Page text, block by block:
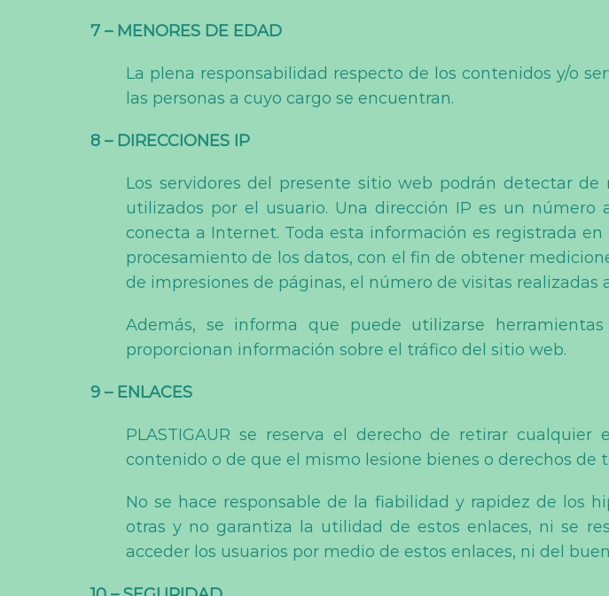
7 – MENORES DE EDAD
La plena responsabilidad respecto de los contenidos y/o
las personas a cuyo cargo se encuentran.
8 – DIRECCIONES IP
Los servidores del presente sitio web podrán detectar
utilizados por el usuario. Una dirección IP es un
conecta a Internet. Toda esta información es registrada
procesamiento de los datos, con el fin de obtener
de impresiones de páginas, el número de visitas realizadas
Además, se informa que puede utilizarse
proporcionan información sobre el tráfico del sitio web.
9 – ENLACES
PLASTIGAUR se reserva el derecho de retirar
contenido o de que el mismo lesione bienes o derechos de
No se hace responsable de la fiabilidad y rapidez de los
otras y no garantiza la utilidad de estos enlaces, ni se
acceder los usuarios por medio de estos enlaces, ni del